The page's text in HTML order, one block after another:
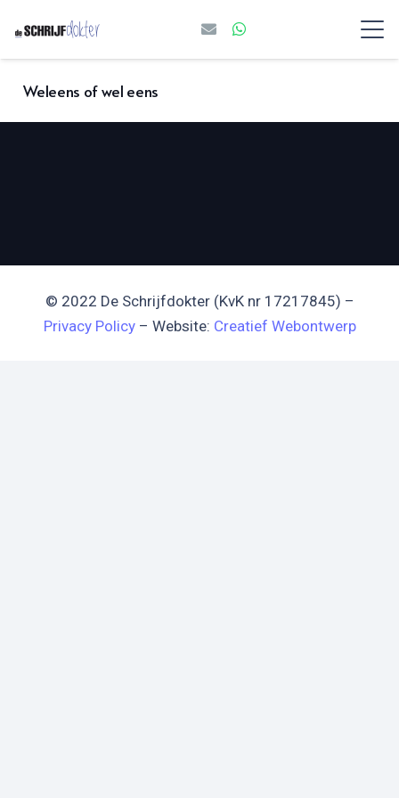
Weleens of wel eens
© 2022 De Schrijfdokter (KvK nr 17217845) –
Privacy Policy– Website: Creatief Webontwerp